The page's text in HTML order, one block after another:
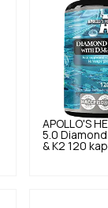
APOLLO'S
5.0 Diamond
& K2 120